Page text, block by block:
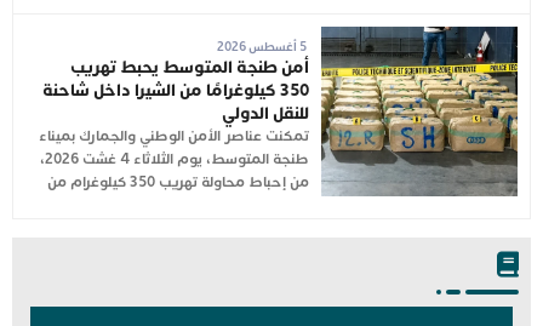
5 أغسطس 2026
أمن طنجة المتوسط يحبط تهريب
350 كيلوغرامًا من الشيرا داخل شاحنة
للنقل الدولي
تمكنت عناصر الأمن الوطني والجمارك بميناء
طنجة المتوسط، يوم الثلاثاء 4 غشت 2026،
من إحباط محاولة تهريب 350 كيلوغرام من